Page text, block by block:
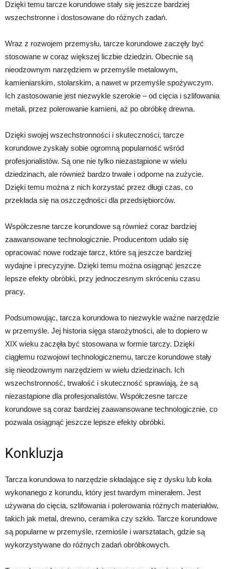
Dzięki temu tarcze korundowe stały się jeszcze bardziej
wszechstronne i dostosowane do różnych zadań.
Wraz z rozwojem przemysłu, tarcze korundowe zaczęły być
stosowane w coraz większej liczbie dziedzin. Obecnie są
nieodzownym narzędziem w przemyśle metalowym,
kamieniarskim, stolarskim, a nawet w przemyśle spożywczym.
Ich zastosowanie jest niezwykle szerokie – od cięcia i szlifowania
metali, przez polerowanie kamieni, aż po obróbkę drewna.
Dzięki swojej wszechstronności i skuteczności, tarcze
korundowe zyskały sobie ogromną popularność wśród
profesjonalistów. Są one nie tylko niezastąpione w wielu
dziedzinach, ale również bardzo trwałe i odporne na zużycie.
Dzięki temu można z nich korzystać przez długi czas, co
przekłada się na oszczędności dla przedsiębiorców.
Współczesne tarcze korundowe są również coraz bardziej
zaawansowane technologicznie. Producentom udało się
opracować nowe rodzaje tarcz, które są jeszcze bardziej
wydajne i precyzyjne. Dzięki temu można osiągnąć jeszcze
lepsze efekty obróbki, przy jednoczesnym skróceniu czasu
pracy.
Podsumowując, tarcza korundowa to niezwykle ważne narzędzie
w przemyśle. Jej historia sięga starożytności, ale to dopiero w
XIX wieku zaczęła być stosowana w formie tarczy. Dzięki
ciągłemu rozwojowi technologicznemu, tarcze korundowe stały
się nieodzownym narzędziem w wielu dziedzinach. Ich
wszechstronność, trwałość i skuteczność sprawiają, że są
niezastąpione dla profesjonalistów. Współczesne tarcze
korundowe są coraz bardziej zaawansowane technologicznie, co
pozwala osiągnąć jeszcze lepsze efekty obróbki.
Konkluzja
Tarcza korundowa to narzędzie składające się z dysku lub koła
wykonanego z korundu, który jest twardym minerałem. Jest
używana do cięcia, szlifowania i polerowania różnych materiałów,
takich jak metal, drewno, ceramika czy szkło. Tarcze korundowe
są popularne w przemyśle, rzemiośle i warsztatach, gdzie są
wykorzystywane do różnych zadań obróbkowych.